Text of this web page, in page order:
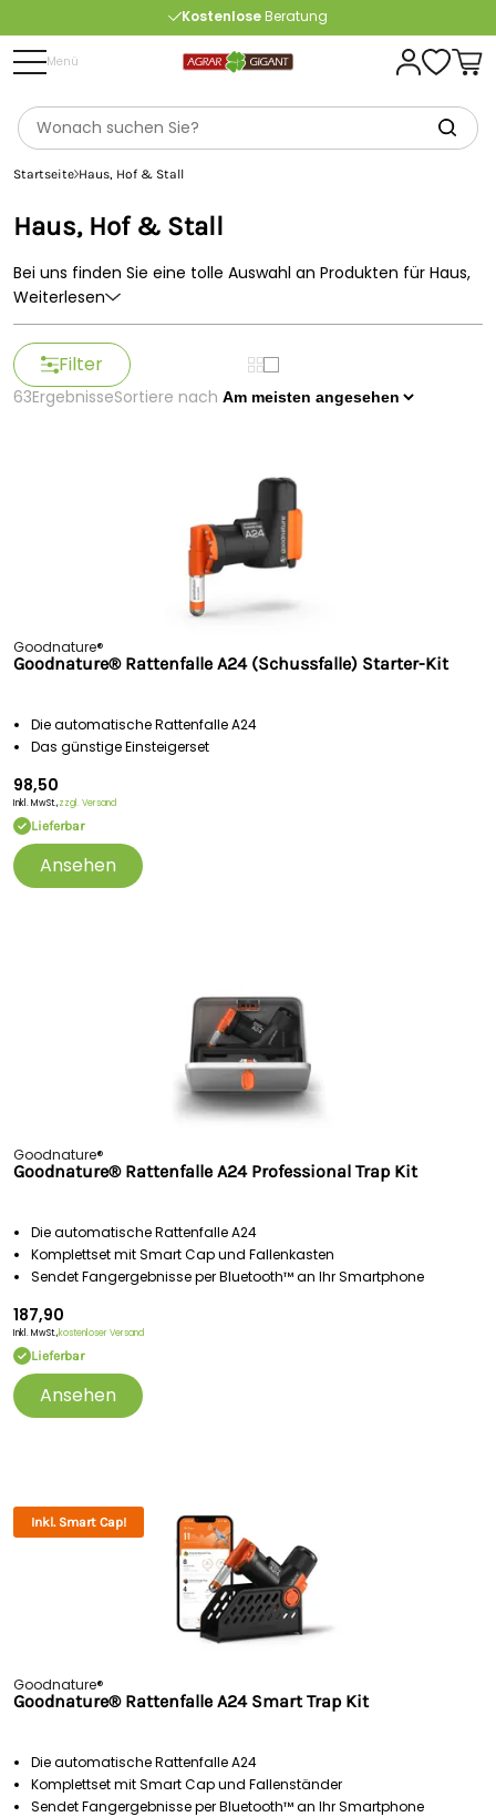
KostenloseBeratung
ab 175 € (in DE) – außer Sperrgut
Menü
Startseite Haus, Hof & Stall
Haus, Hof & Stall
Bei uns finden Sie eine tolle Auswahl an Produkten für Haus,
Hof & Stall. Profitieren Sie von unserer
Fragen hilft Ihnen unser Kundenservice weiter.
Weiterlesen
Filter
63ErgebnisseSortiere nach
Goodnature®
Goodnature® Rattenfalle A24 (Schussfalle) Starter-Kit
Die automatische Rattenfalle A24
Das günstige Einsteigerset
98,50
Inkl. MwSt.,zzgl. Versand
Lieferbar
Ansehen
Goodnature®
Goodnature® Rattenfalle A24 Professional Trap Kit
Die automatische Rattenfalle A24
Komplettset mit Smart Cap und Fallenkasten
Sendet Fangergebnisse per Bluetooth™ an Ihr Smartphone
187,90
Inkl. MwSt.,kostenloser Versand
Lieferbar
Ansehen
Inkl. Smart Cap!
Goodnature®
Goodnature® Rattenfalle A24 Smart Trap Kit
Die automatische Rattenfalle A24
Komplettset mit Smart Cap und Fallenständer
Sendet Fangergebnisse per Bluetooth™ an Ihr Smartphone